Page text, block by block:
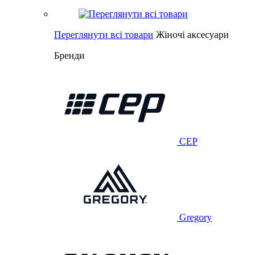
Переглянути всі товари Жіночі аксесуари
Бренди
CEP
Gregory